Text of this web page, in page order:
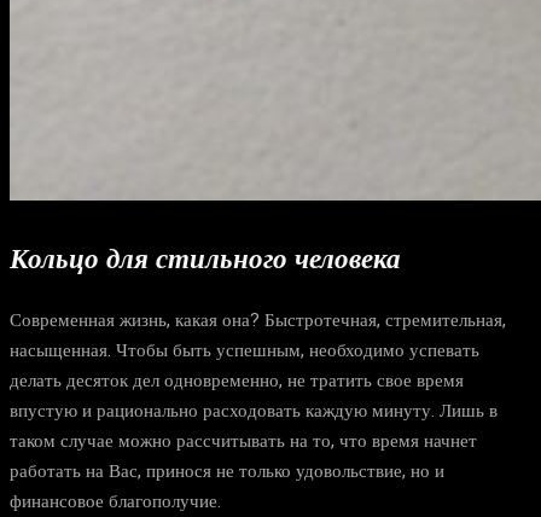
Кольцо для стильного человека
Современная жизнь, какая она? Быстротечная, стремительная,
насыщенная. Чтобы быть успешным, необходимо успевать
делать десяток дел одновременно, не тратить свое время
впустую и рационально расходовать каждую минуту. Лишь в
таком случае можно рассчитывать на то, что время начнет
работать на Вас, принося не только удовольствие, но и
финансовое благополучие.